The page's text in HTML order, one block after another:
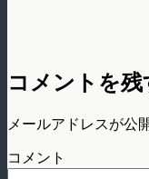
コメントを残
メールアドレスが公
コメント